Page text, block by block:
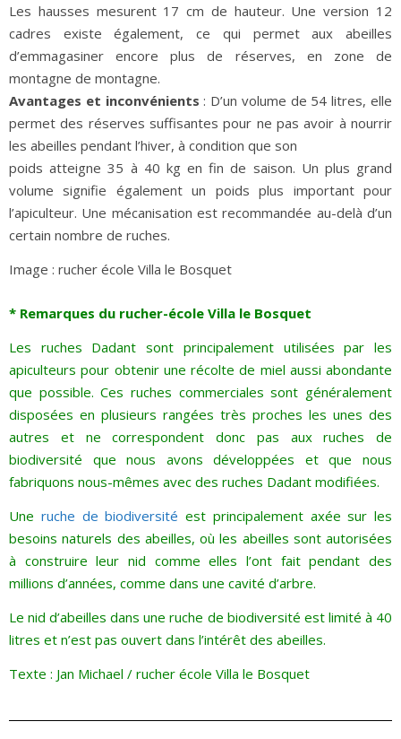
Les hausses mesurent 17 cm de hauteur. Une version 12
cadres existe également, ce qui permet aux abeilles
d’emmagasiner encore plus de réserves, en zone de
montagne de montagne.
Avantages et inconvénients : D’un volume de 54 litres, elle
permet des réserves suffisantes pour ne pas avoir à nourrir
les abeilles pendant l’hiver, à condition que son
poids atteigne 35 à 40 kg en fin de saison. Un plus grand
volume signifie également un poids plus important pour
l’apiculteur. Une mécanisation est recommandée au-delà d’un
certain nombre de ruches.
Image : rucher école Villa le Bosquet
* Remarques du rucher-école Villa le Bosquet
Les ruches Dadant sont principalement utilisées par les
apiculteurs pour obtenir une récolte de miel aussi abondante
que possible. Ces ruches commerciales sont généralement
disposées en plusieurs rangées très proches les unes des
autres et ne correspondent donc pas aux ruches de
biodiversité que nous avons développées et que nous
fabriquons nous-mêmes avec des ruches Dadant modifiées.
Une ruche de biodiversité est principalement axée sur les
besoins naturels des abeilles, où les abeilles sont autorisées
à construire leur nid comme elles l’ont fait pendant des
millions d’années, comme dans une cavité d’arbre.
Le nid d’abeilles dans une ruche de biodiversité est limité à 40
litres et n’est pas ouvert dans l’intérêt des abeilles.
Texte : Jan Michael / rucher école Villa le Bosquet